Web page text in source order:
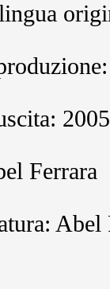
2005
Ferrara